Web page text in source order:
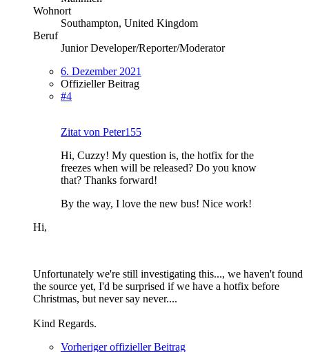
Wohnort
Southampton, United Kingdom
Beruf
Junior Developer/Reporter/Moderator
6. Dezember 2021
Offizieller Beitrag
#4
Zitat von Peter155
Hi, Cuzzy! My question is, the hotfix for the
freezes when will be released? Do you know
that? Thanks forward!
By the way, I love the new bus! Nice work!
Hi,
Unfortunately we're still investigating this..., we haven't found
the source yet, I'd be surprised if we have a hotfix before
Christmas, but never say never....
Kind Regards.
Vorheriger offizieller Beitrag